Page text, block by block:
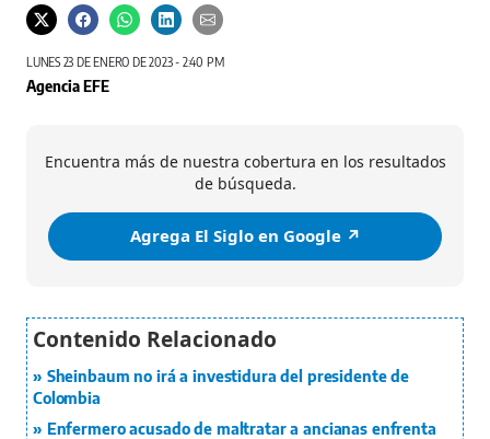
LUNES 23 DE ENERO DE 2023 - 2:40 PM
Agencia EFE
Encuentra más de nuestra cobertura en los resultados
de búsqueda.
Agrega El Siglo en Google ↗️
Sheinbaum no irá a investidura del presidente de
Colombia
Enfermero acusado de maltratar a ancianas enfrenta